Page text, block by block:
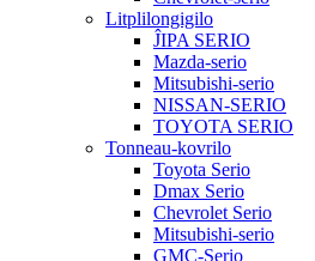
Litplilongigilo
ĴIPA SERIO
Mazda-serio
Mitsubishi-serio
NISSAN-SERIO
TOYOTA SERIO
Tonneau-kovrilo
Toyota Serio
Dmax Serio
Chevrolet Serio
Mitsubishi-serio
GMC-Serio